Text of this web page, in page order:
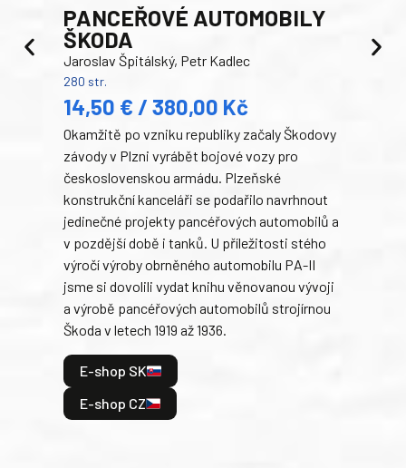
PANCEŘOVÉ AUTOMOBILY
ŠKODA
Jaroslav Špitálský, Petr Kadlec
280 str.
14,50 € / 380,00 Kč
Okamžitě po vzniku republiky začaly Škodovy
závody v Plzni vyrábět bojové vozy pro
československou armádu. Plzeňské
konstrukční kanceláři se podařilo navrhnout
jedinečné projekty pancéřových automobilů a
v pozdější době i tanků. U příležitosti stého
výročí výroby obrněného automobilu PA-II
jsme si dovolili vydat knihu věnovanou vývoji
a výrobě pancéřových automobilů strojírnou
Škoda v letech 1919 až 1936.
E-shop SK
E-shop CZ